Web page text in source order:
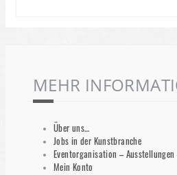
MEHR
Über uns…
Jobs in der Kunstbranche
Eventorganisation – Ausstellungen
Mein Konto